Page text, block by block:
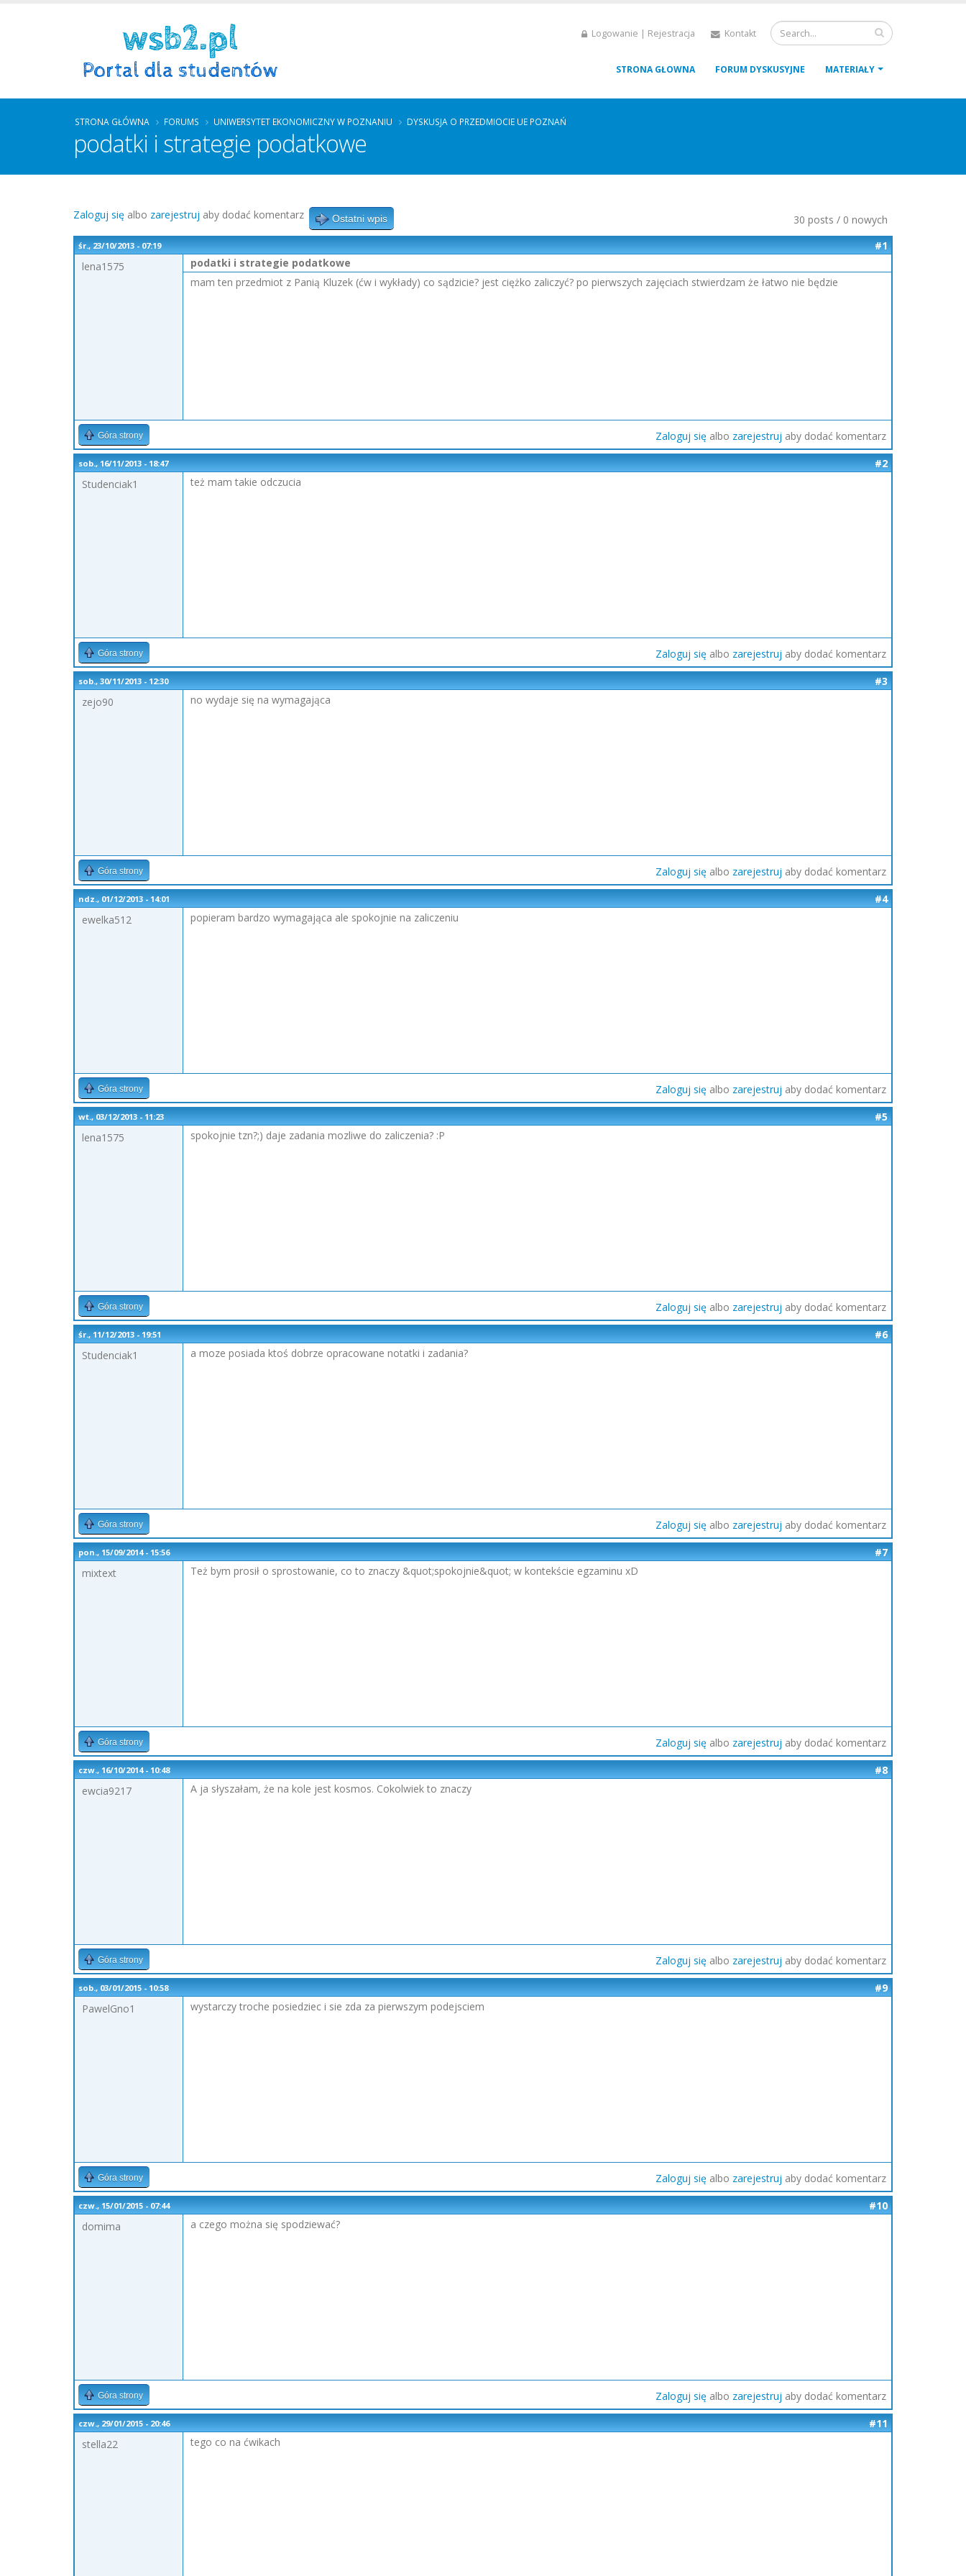
Logowanie | Rejestracja Kontakt
STRONA GŁOWNA FORUM DYSKUSYJNE MATERIAŁY
STRONA GŁÓWNA FORUMS UNIWERSYTET EKONOMICZNY W POZNANIU DYSKUSJA O PRZEDMIOCIE UE POZNAŃ
podatki i strategie podatkowe
30 posts / 0 nowych
Zaloguj się albo zarejestruj aby dodać komentarz Ostatni wpis
śr., 23/10/2013 - 07:19
#1
lena1575
podatki i strategie podatkowe
mam ten przedmiot z Panią Kluzek (ćw i wykłady) co sądzicie? jest ciężko zaliczyć? po pierwszych zajęciach stwierdzam że łatwo nie będzie
Góra strony Zaloguj się albo zarejestruj aby dodać komentarz
sob., 16/11/2013 - 18:47
#2
Studenciak1
też mam takie odczucia
Góra strony Zaloguj się albo zarejestruj aby dodać komentarz
sob., 30/11/2013 - 12:30
#3
zejo90
no wydaje się na wymagająca
Góra strony Zaloguj się albo zarejestruj aby dodać komentarz
ndz., 01/12/2013 - 14:01
#4
ewelka512
popieram bardzo wymagająca ale spokojnie na zaliczeniu
Góra strony Zaloguj się albo zarejestruj aby dodać komentarz
wt., 03/12/2013 - 11:23
#5
lena1575
spokojnie tzn?;) daje zadania mozliwe do zaliczenia? :P
Góra strony Zaloguj się albo zarejestruj aby dodać komentarz
śr., 11/12/2013 - 19:51
#6
Studenciak1
a moze posiada ktoś dobrze opracowane notatki i zadania?
Góra strony Zaloguj się albo zarejestruj aby dodać komentarz
pon., 15/09/2014 - 15:56
#7
mixtext
Też bym prosił o sprostowanie, co to znaczy &quot;spokojnie&quot; w kontekście egzaminu xD
Góra strony Zaloguj się albo zarejestruj aby dodać komentarz
czw., 16/10/2014 - 10:48
#8
ewcia9217
A ja słyszałam, że na kole jest kosmos. Cokolwiek to znaczy
Góra strony Zaloguj się albo zarejestruj aby dodać komentarz
sob., 03/01/2015 - 10:58
#9
PawelGno1
wystarczy troche posiedziec i sie zda za pierwszym podejsciem
Góra strony Zaloguj się albo zarejestruj aby dodać komentarz
czw., 15/01/2015 - 07:44
#10
domima
a czego można się spodziewać?
Góra strony Zaloguj się albo zarejestruj aby dodać komentarz
czw., 29/01/2015 - 20:46
#11
stella22
tego co na ćwikach